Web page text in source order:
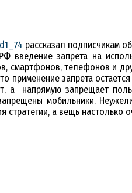
рассказал подписчикам
введение запрета на
смартфонов, телефонов и
применение запрета
а напрямую запрещает
мобильники.
стратегии, а вещь настолько